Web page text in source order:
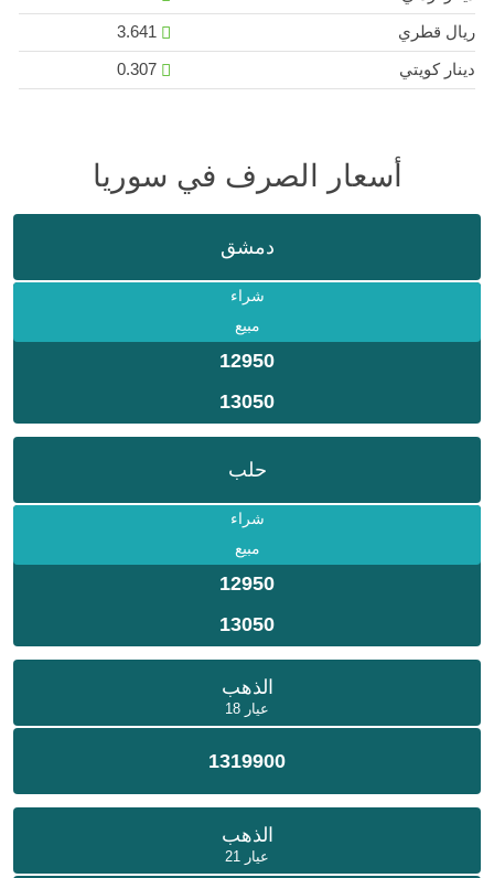
ريال قطري
دينار كويتي
0.307
أسعار الصرف في سوريا
دمشق
شراء
مبيع
12950
13050
حلب
شراء
مبيع
12950
13050
الذهب
عيار 18
1319900
الذهب
عيار 21